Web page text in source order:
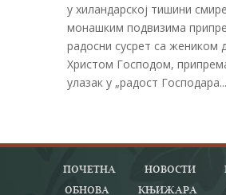
у хиландарској тишини
монашким подвизима
радосни сусрет са жеником
Христом Господом,
улазак у „радост Господара...
ПОЧЕТНА НОВОСТИ
ОБНОВА
КЊИЖАРА